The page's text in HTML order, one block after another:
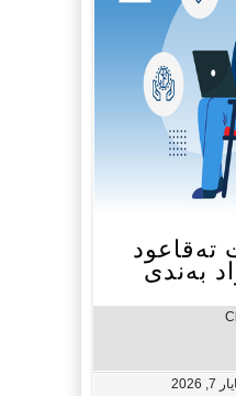
تەقاعود
بەندی
7, 2026